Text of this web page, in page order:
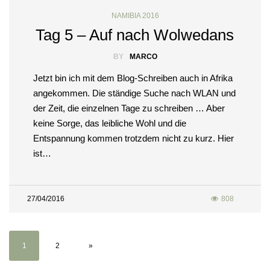
NAMIBIA 2016
Tag 5 – Auf nach Wolwedans
BY MARCO
Jetzt bin ich mit dem Blog-Schreiben auch in Afrika
angekommen. Die ständige Suche nach WLAN und
der Zeit, die einzelnen Tage zu schreiben … Aber
keine Sorge, das leibliche Wohl und die
Entspannung kommen trotzdem nicht zu kurz. Hier
ist…
27/04/2016 808
1 2 »